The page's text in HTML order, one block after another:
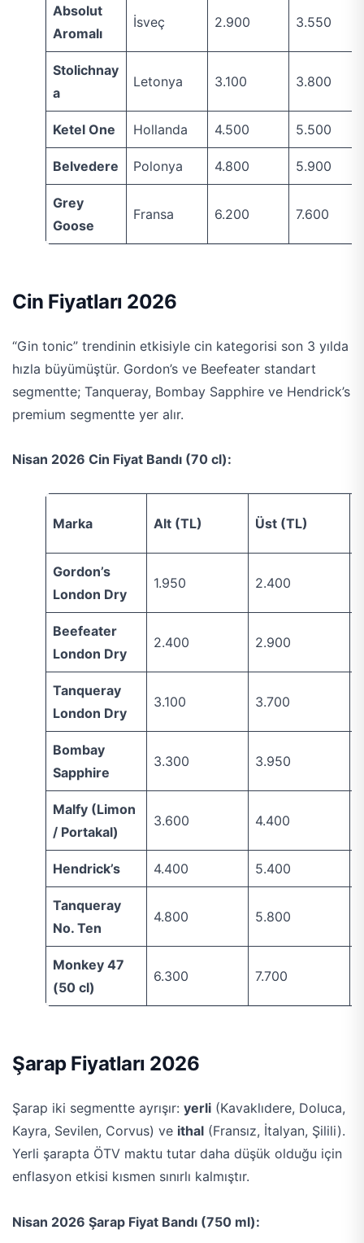
Absolut
Aromalı
İsveç 2.900 3.550
Stolichnay
a
Letonya 3.100 3.800
Ketel One Hollanda 4.500 5.500
Belvedere Polonya 4.800 5.900
Grey
Goose
Fransa 6.200 7.600
Cin Fiyatları 2026
“Gin tonic” trendinin etkisiyle cin kategorisi son 3 yılda
hızla büyümüştür. Gordon’s ve Beefeater standart
segmentte; Tanqueray, Bombay Sapphire ve Hendrick’s
premium segmentte yer alır.
Nisan 2026 Cin Fiyat Bandı (70 cl):
Marka Alt (TL) Üst (TL)
Gordon’s
London Dry
1.950 2.400
Beefeater
London Dry
2.400 2.900
Tanqueray
London Dry
3.100 3.700
Bombay
Sapphire
3.300 3.950
Malfy (Limon
/ Portakal)
3.600 4.400
Hendrick’s 4.400 5.400
Tanqueray
No. Ten
4.800 5.800
Monkey 47
(50 cl)
6.300 7.700
Şarap Fiyatları 2026
Şarap iki segmentte ayrışır: yerli (Kavaklıdere, Doluca,
Kayra, Sevilen, Corvus) ve ithal (Fransız, İtalyan, Şilili).
Yerli şarapta ÖTV maktu tutar daha düşük olduğu için
enflasyon etkisi kısmen sınırlı kalmıştır.
Nisan 2026 Şarap Fiyat Bandı (750 ml):